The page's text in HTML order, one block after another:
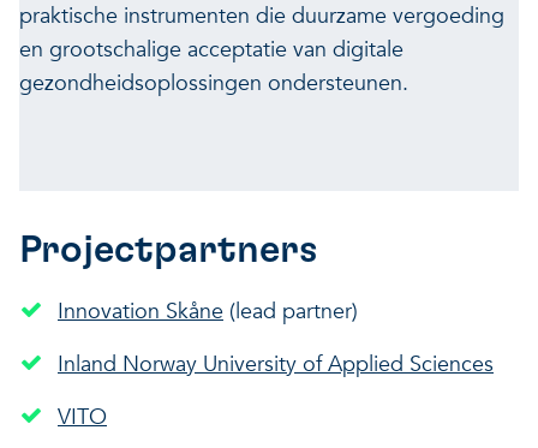
praktische instrumenten die duurzame vergoeding
en grootschalige acceptatie van digitale
gezondheidsoplossingen ondersteunen.
Projectpartners
Innovation Skåne (lead partner)
Inland Norway University of Applied Sciences
VITO